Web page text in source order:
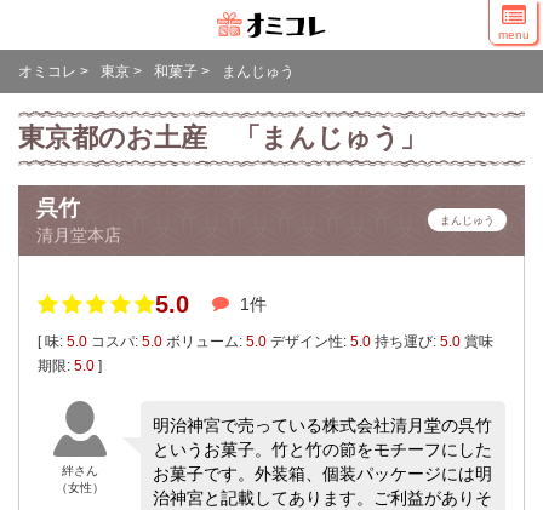
menu
オミコレ > 東京 > 和菓子 > まんじゅう
東京都のお土産 「まんじゅう」
呉竹
清月堂本店
まんじゅう
5.0 1件
[ 味: 5.0 コスパ: 5.0 ボリューム: 5.0 デザイン性: 5.0 持ち運び: 5.0 賞味
期限: 5.0 ]
絆さん
（女性）
明治神宮で売っている株式会社清月堂の呉竹
というお菓子。竹と竹の節をモチーフにした
お菓子です。外装箱、個装パッケージには明
治神宮と記載してあります。ご利益がありそ